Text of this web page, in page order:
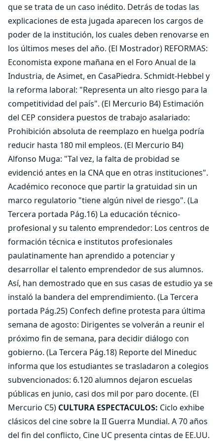
que se trata de un caso inédito. Detrás de todas las
explicaciones de esta jugada aparecen los cargos de
poder de la institución, los cuales deben renovarse en
los últimos meses del año. (El Mostrador) REFORMAS:
Economista expone mañana en el Foro Anual de la
Industria, de Asimet, en CasaPiedra. Schmidt-Hebbel y
la reforma laboral: "Representa un alto riesgo para la
competitividad del país". (El Mercurio B4) Estimación
del CEP considera puestos de trabajo asalariado:
Prohibición absoluta de reemplazo en huelga podría
reducir hasta 180 mil empleos. (El Mercurio B4)
Alfonso Muga: "Tal vez, la falta de probidad se
evidenció antes en la CNA que en otras instituciones".
Académico reconoce que partir la gratuidad sin un
marco regulatorio "tiene algún nivel de riesgo". (La
Tercera portada Pág.16) La educación técnico-
profesional y su talento emprendedor: Los centros de
formación técnica e institutos profesionales
paulatinamente han aprendido a potenciar y
desarrollar el talento emprendedor de sus alumnos.
Así, han demostrado que en sus casas de estudio ya se
instaló la bandera del emprendimiento. (La Tercera
portada Pág.25) Confech define protesta para última
semana de agosto: Dirigentes se volverán a reunir el
próximo fin de semana, para decidir diálogo con
gobierno. (La Tercera Pág.18) Reporte del Mineduc
informa que los estudiantes se trasladaron a colegios
subvencionados: 6.120 alumnos dejaron escuelas
públicas en junio, casi dos mil por paro docente. (El
Mercurio C5) CULTURA ESPECTACULOS: Ciclo exhibe
clásicos del cine sobre la II Guerra Mundial. A 70 años
del fin del conflicto, Cine UC presenta cintas de EE.UU.